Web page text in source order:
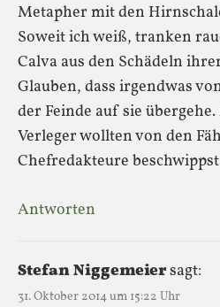
Metapher mit den
Soweit ich weiß, tranken
Calva aus den Schädeln
Glauben, dass irgendwas
der Feinde auf sie
Verleger wollten von den
Chefredakteure
Antworten
Stefan Niggemeiersagt:
31. Oktober 2014 um 15:22 Uhr